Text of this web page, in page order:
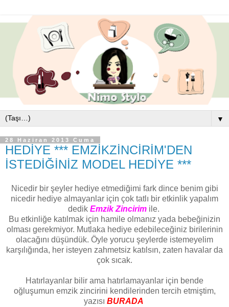
▼
28 Haziran 2013 Cuma
HEDİYE *** EMZİKZİNCİRİM'DEN
İSTEDİĞİNİZ MODEL HEDİYE ***
Nicedir bir şeyler hediye etmediğimi fark dince benim gibi
nicedir hediye almayanlar için çok tatlı bir etkinlik yapalım
dedik Emzik Zincirimile.
Bu etkinliğe katılmak için hamile olmanız yada bebeğinizin
olması gerekmiyor. Mutlaka hediye edebileceğiniz birilerinin
olacağını düşündük. Öyle yorucu şeylerde istemeyelim
karşılığında, her isteyen zahmetsiz katılsın, zaten havalar da
çok sıcak.
Hatırlayanlar bilir ama hatırlamayanlar için bende
oğluşumun emzik zincirini kendilerinden tercih etmiştim,
yazısı BURADA